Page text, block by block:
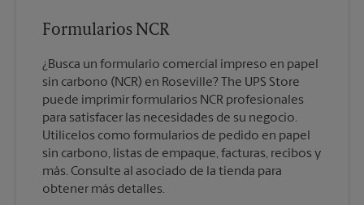
Formularios NCR
¿Busca un formulario comercial impreso en papel
sin carbono (NCR) en Roseville? The UPS Store
puede imprimir formularios NCR profesionales
para satisfacer las necesidades de su negocio.
Utilícelos como formularios de pedido en papel
sin carbono, listas de empaque, facturas, recibos y
más. Consulte al asociado de la tienda para
obtener más detalles.